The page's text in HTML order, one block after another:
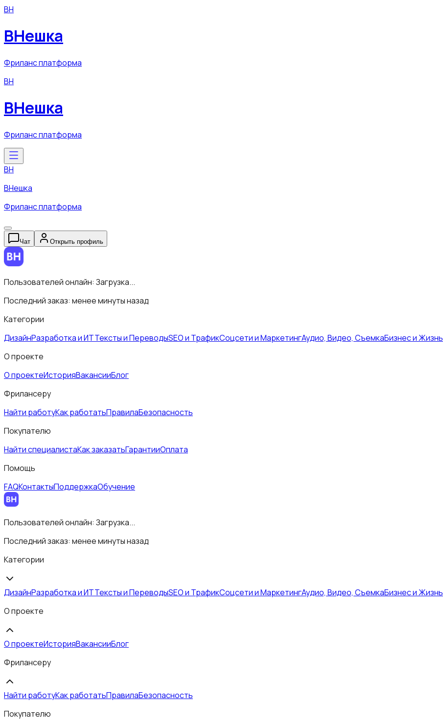
ВН
ВНешка
Фриланс платформа
ВН
ВНешка
Фриланс платформа
ВН
ВНешка
Фриланс платформа
Чат Открыть профиль
Пользователей онлайн: Загрузка...
Последний заказ: менее минуты назад
Категории
ДизайнРазработка и ИТТексты и ПереводыSEO и ТрафикСоцсети и МаркетингАудио, Видео, СъемкаБизнес и Жизнь
О проекте
О проектеИсторияВакансииБлог
Фрилансеру
Найти работуКак работатьПравилаБезопасность
Покупателю
Найти специалистаКак заказатьГарантииОплата
Помощь
FAQКонтактыПоддержкаОбучение
Пользователей онлайн: Загрузка...
Последний заказ: менее минуты назад
Категории
ДизайнРазработка и ИТТексты и ПереводыSEO и ТрафикСоцсети и МаркетингАудио, Видео, СъемкаБизнес и Жизнь
О проекте
О проектеИсторияВакансииБлог
Фрилансеру
Найти работуКак работатьПравилаБезопасность
Покупателю